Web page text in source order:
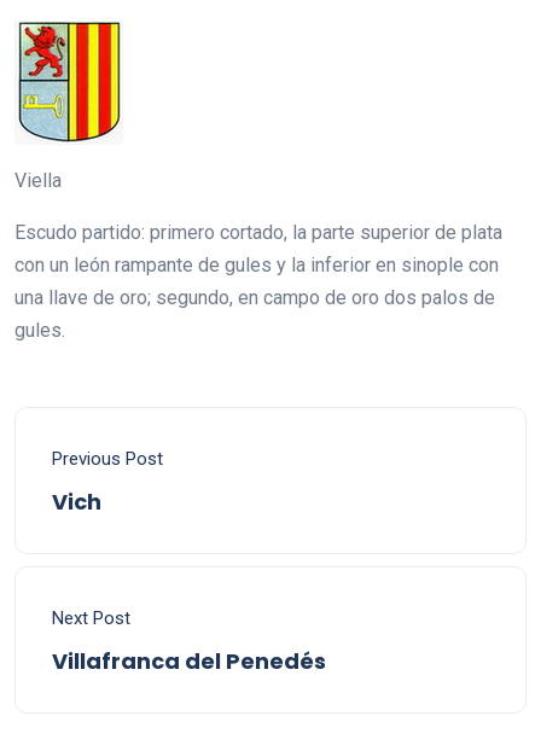
Viella
Escudo partido: primero cortado, la parte superior de plata
con un león rampante de gules y la inferior en sinople con
una llave de oro; segundo, en campo de oro dos palos de
gules.
Previous Post
Vich
Next Post
Villafranca del Penedés